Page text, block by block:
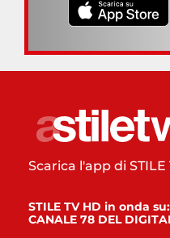
Scarica l'app di STILE
STILE TV HD in onda su:
CANALE 78 DEL